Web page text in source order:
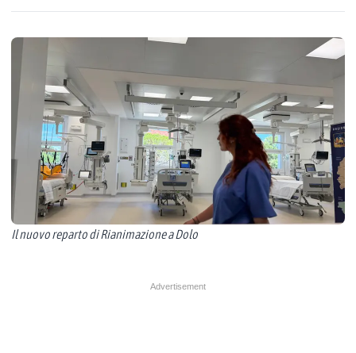
Il nuovo reparto di Rianimazione a Dolo